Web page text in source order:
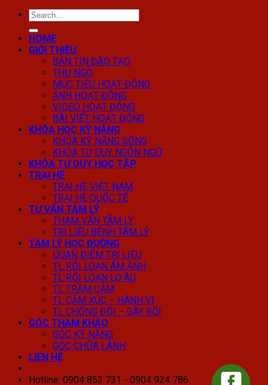
HOME
GIỚI THIỆU
BẢN TIN ĐÀO TẠO
THƯ NGỎ
MỤC TIÊU HOẠT ĐỘNG
ẢNH HOẠT ĐỘNG
VIDEO HOẠT ĐỘNG
BÀI VIẾT HOẠT ĐỘNG
KHÓA HỌC KỸ NĂNG
KHÓA KỸ NĂNG SỐNG
KHÓA TƯ DUY NGÔN NGỮ
KHÓA TƯ DUY HỌC TẬP
TRẠI HÈ
TRẠI HÈ VIỆT NAM
TRẠI HÈ QUỐC TẾ
TƯ VẤN TÂM LÝ
THAM VẤN TÂM LÝ
TRỊ LIỆU BỆNH TÂM LÝ
TÂM LÝ HỌC ĐƯỜNG
QUAN ĐIỂM TRỊ LIỆU
TL RỐI LOẠN ÁM ẢNH
TL RỐI LOẠN LO ÂU
TL TRẦM CẢM
TL CẢM XÚC – HÀNH VI
TL CHỐNG ĐỐI – GÂY RỐI
GÓC THAM KHẢO
GÓC KỸ NĂNG
GÓC CHỮA LÀNH
LIÊN HỆ
Hotline: 0904 852 731 - 0904 924 786